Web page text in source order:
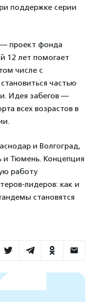
поддержке серии
— проект фонда
12 лет помогает
числе с
частью
Идея забегов —
всех возрастов в
и Волгоград,
и Тюмень. Концепция
работу
лидеров: как и
становятся